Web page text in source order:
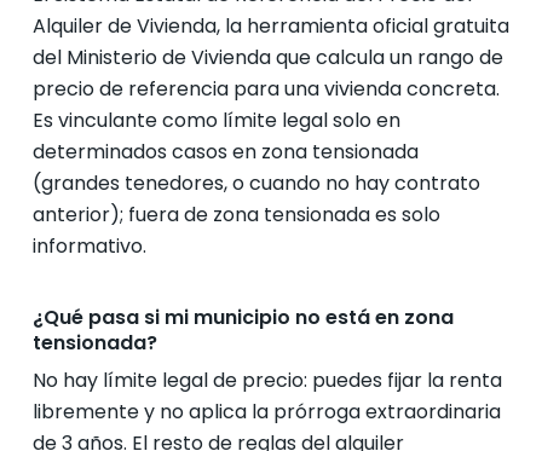
Alquiler de Vivienda, la herramienta oficial gratuita
del Ministerio de Vivienda que calcula un rango de
precio de referencia para una vivienda concreta.
Es vinculante como límite legal solo en
determinados casos en zona tensionada
(grandes tenedores, o cuando no hay contrato
anterior); fuera de zona tensionada es solo
informativo.
¿Qué pasa si mi municipio no está en zona
tensionada?
No hay límite legal de precio: puedes fijar la renta
libremente y no aplica la prórroga extraordinaria
de 3 años. El resto de reglas del alquiler